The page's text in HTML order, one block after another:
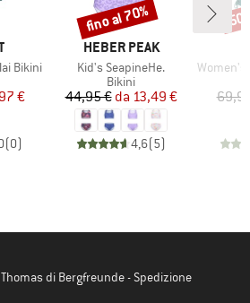
Bikini
di prodotti
ridotto
€
(0)
MARCHIO
HEBER PEAK
Articolo
Kid's SeapineHe.
Gruppo di prodotti
Bikini
Prezzo
44,95 € Prezzo ridotto
da 13,49 €
4,6(5)
Sconto
fino al 70%
Articolo
Women's
Thomas di Bergfreunde - Spedizione